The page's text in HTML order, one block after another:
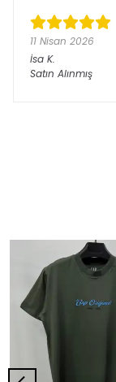
11 Nisan 2026
İsa K.
Satın Alınmış